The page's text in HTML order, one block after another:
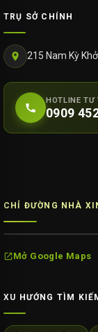
TRỤ SỞ CHÍNH
215 Nam Kỳ
HOTLINE TƯ
0909
CHỈ ĐƯỜNG NHÀ
Mở Google Maps
XU HƯỚNG TÌM